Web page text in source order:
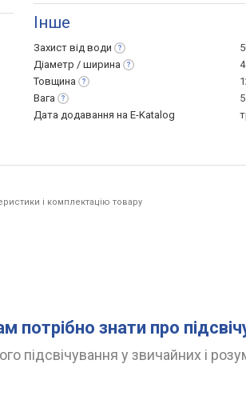
Інше
Захист від води
Діаметр / ширина
Товщина
Вага
Дата додавання на E-Katalog
і комплектацію товару
потрібно знати про
підсвічування у звичайних і